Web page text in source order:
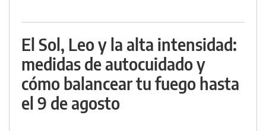
El Sol, Leo y la alta intensidad:
medidas de autocuidado y
cómo balancear tu fuego hasta
el 9 de agosto